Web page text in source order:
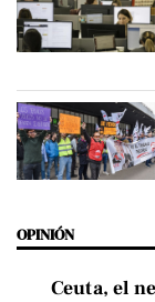
OPINIÓN
Ceuta, el